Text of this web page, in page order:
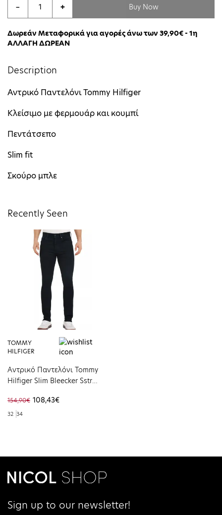
− + Buy Now
Δωρεάν Μεταφορικά για αγορές άνω των 39,90€ - 1η
ΑΛΛΑΓΗ ΔΩΡΕΑΝ
Description
Αντρικό Παντελόνι Tommy Hilfiger
Κλείσιμο με φερμουάρ και κουμπί
Πεντάτσεπο
Slim fit
Σκούρο μπλε
Recently Seen
TOMMY
HILFIGER
Αντρικό Παντελόνι Tommy
Hilfiger Slim Bleecker Sstr
1B434
154,90€ 108,43€
32 34
Sign up to our newsletter!